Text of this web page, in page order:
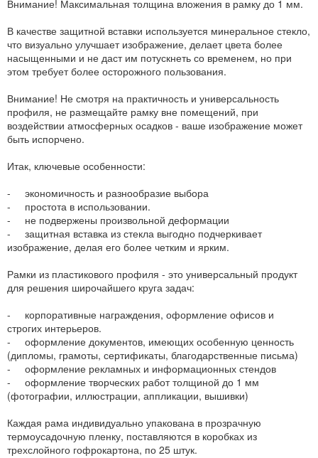
Внимание! Максимальная толщина вложения в рамку до 1 мм.
В качестве защитной вставки используется минеральное стекло,
что визуально улучшает изображение, делает цвета более
насыщенными и не даст им потускнеть со временем, но при
этом требует более осторожного пользования.
Внимание! Не смотря на практичность и универсальность
профиля, не размещайте рамку вне помещений, при
воздействии атмосферных осадков - ваше изображение может
быть испорчено.
Итак, ключевые особенности:
- экономичность и разнообразие выбора
- простота в использовании.
- не подвержены произвольной деформации
- защитная вставка из стекла выгодно подчеркивает
изображение, делая его более четким и ярким.
Рамки из пластикового профиля - это универсальный продукт
для решения широчайшего круга задач:
- корпоративные награждения, оформление офисов и
строгих интерьеров.
- оформление документов, имеющих особенную ценность
(дипломы, грамоты, сертификаты, благодарственные письма)
- оформление рекламных и информационных стендов
- оформление творческих работ толщиной до 1 мм
(фотографии, иллюстрации, аппликации, вышивки)
Каждая рама индивидуально упакована в прозрачную
термоусадочную пленку, поставляются в коробках из
трехслойного гофрокартона, по 25 штук.